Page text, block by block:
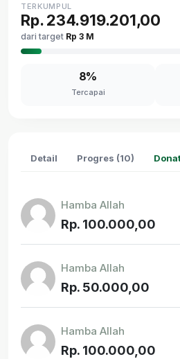
TERKUMPUL
Rp. 234.919.201,00
dari target Rp 3 M
8%
Tercapai
Detail Progres (10)
Hamba Allah
Rp. 100.000,00
Hamba Allah
Rp. 50.000,00
Hamba Allah
Rp. 100.000,00